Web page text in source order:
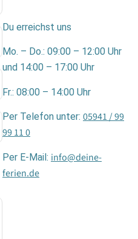
Du erreichst uns
Mo. – Do.: 09:00 – 12:00 Uhr
und 14:00 – 17:00 Uhr
Fr.: 08:00 – 14:00 Uhr
Per Telefon unter: 05941 / 99
99 11 0
Per E-Mail: info@deine-
ferien.de